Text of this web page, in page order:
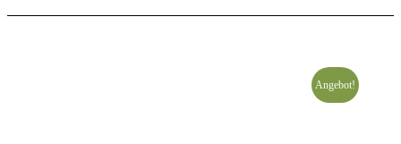
Angebot!